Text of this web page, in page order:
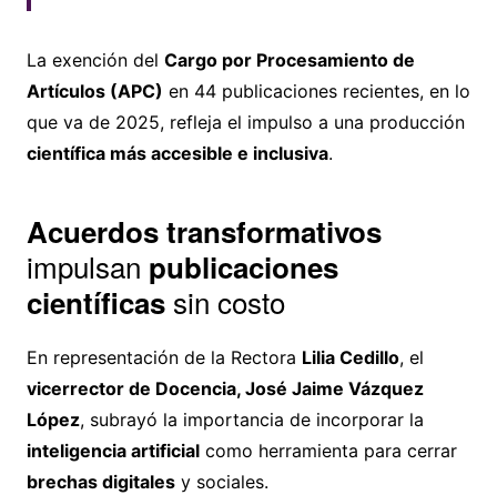
La exención del Cargo por Procesamiento de
Artículos (APC) en 44 publicaciones recientes, en lo
que va de 2025, refleja el impulso a una producción
científica más accesible e inclusiva.
Acuerdos transformativos
impulsan publicaciones
científicassin costo
En representación de la Rectora Lilia Cedillo, el
vicerrector de Docencia, José Jaime Vázquez
López, subrayó la importancia de incorporar la
inteligencia artificialcomo herramienta para cerrar
brechas digitalesy sociales.